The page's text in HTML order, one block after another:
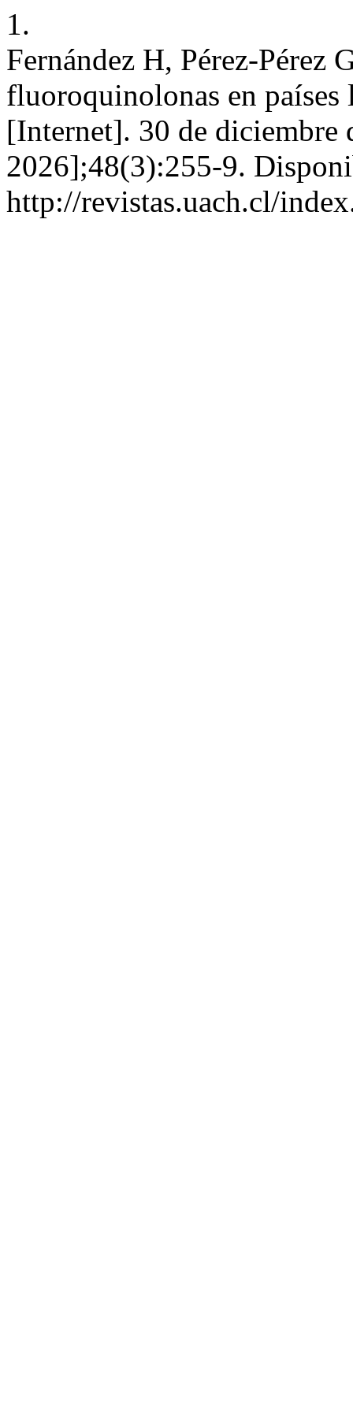
1.
Fernández H, Pérez-Pérez
fluoroquinolonas en
[Internet]. 30 de diciembre
2026];48(3):255-9.
http://revistas.uach.cl/